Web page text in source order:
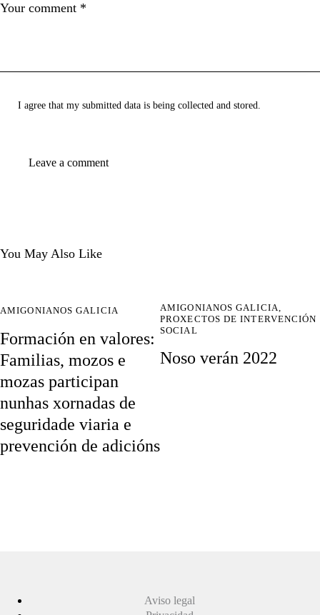
I agree that my submitted data is being collected and stored.
You May Also Like
AMIGONIANOS GALICIA
Formación en valores:
Familias, mozos e
mozas participan
nunhas xornadas de
seguridade viaria e
prevención de adicións
AMIGONIANOS GALICIA
PROXECTOS DE INTERVENCIÓN
SOCIAL
Noso verán 2022
Aviso legal